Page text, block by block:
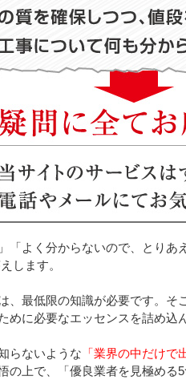
「よく分からないので、とり
します。
、最低限の知識が必要です。
めに必要なエッセンスを詰め込
らないような 「業界の中だけで
の上で、「優良業者を見極める